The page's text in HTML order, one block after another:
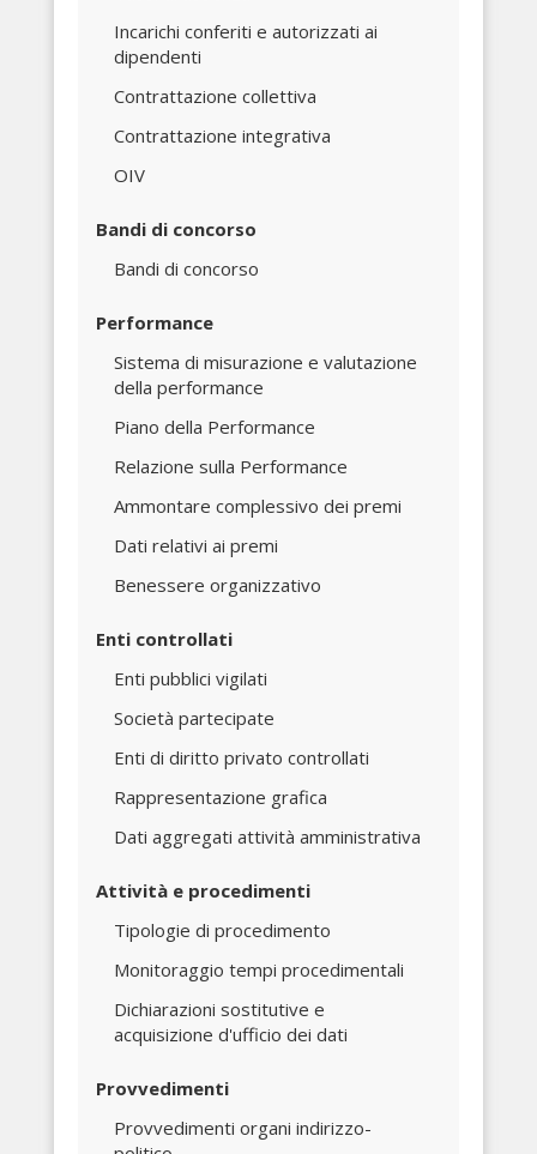
Incarichi conferiti e autorizzati ai
dipendenti
Contrattazione collettiva
Contrattazione integrativa
OIV
Bandi di concorso
Bandi di concorso
Performance
Sistema di misurazione e valutazione
della performance
Piano della Performance
Relazione sulla Performance
Ammontare complessivo dei premi
Dati relativi ai premi
Benessere organizzativo
Enti controllati
Enti pubblici vigilati
Società partecipate
Enti di diritto privato controllati
Rappresentazione grafica
Dati aggregati attività amministrativa
Attività e procedimenti
Tipologie di procedimento
Monitoraggio tempi procedimentali
Dichiarazioni sostitutive e
acquisizione d'ufficio dei dati
Provvedimenti
Provvedimenti organi indirizzo-